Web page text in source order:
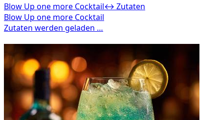
Blow Up one more Cocktail↔ Zutaten